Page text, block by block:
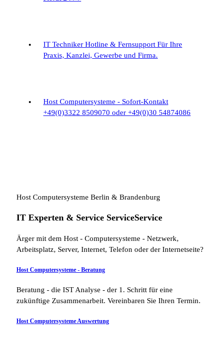
IT Techniker Hotline & Fernsupport Für Ihre
Praxis, Kanzlei, Gewerbe und Firma.
Host Computersysteme - Sofort-Kontakt
+49(0)3322 8509070 oder +49(0)30 54874086
Host Computersysteme Berlin & Brandenburg
IT Experten & Service ServiceService
Ärger mit dem Host - Computersysteme - Netzwerk,
Arbeitsplatz, Server, Internet, Telefon oder der Internetseite?
Host Computersysteme - Beratung
Beratung - die IST Analyse - der 1. Schritt für eine
zukünftige Zusammenarbeit. Vereinbaren Sie Ihren Termin.
Host Computersysteme Auswertung